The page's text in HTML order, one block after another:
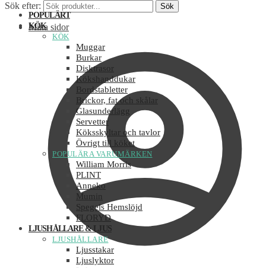
Sök efter: Sök
Mina sidor
POPULÄRT
KÖK
KÖK
Muggar
Burkar
Disktrasor
Kökshanddukar
Bordstabletter
Brickor, fat och skålar
Glasunderlägg
Servetter
Köksskyltar och tavlor
Övrigt till köket
POPULÄRA VARUMÄRKEN
William Morris
PLINT
Anneko
Mumin
Spegels Hemslöjd
FLORYD
LJUSHÅLLARE & LJUS
LJUSHÅLLARE
Ljusstakar
Ljuslyktor